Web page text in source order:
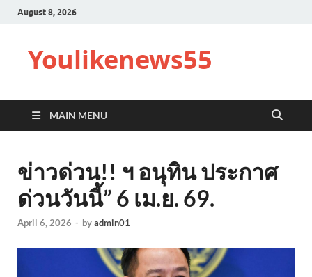
August 8, 2026
Youlikenews55
MAIN MENU
ข่าวด่วน!! ฯ อนุทิน ประกาศ
ด่วนวันนี้” 6 เม.ย. 69.
April 6, 2026 - byadmin01